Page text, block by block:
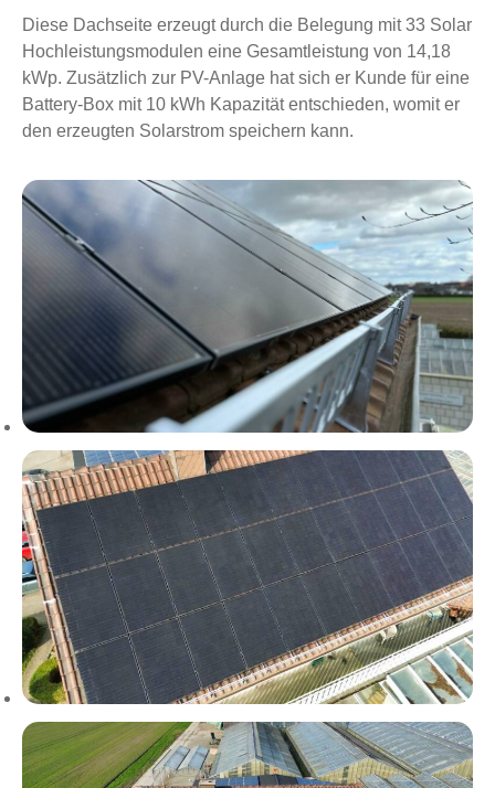
Diese Dachseite erzeugt durch die Belegung mit 33 Solar
Hochleistungsmodulen eine Gesamtleistung von 14,18
kWp. Zusätzlich zur PV-Anlage hat sich er Kunde für eine
Battery-Box mit 10 kWh Kapazität entschieden, womit er
den erzeugten Solarstrom speichern kann.